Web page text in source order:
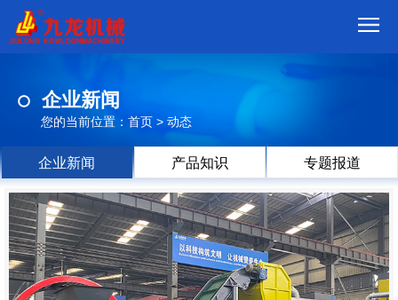
品
视
频
现
场
方
企业新闻
您的当前位置： 首页 > 动态
企业新闻 产品知识 专题报道